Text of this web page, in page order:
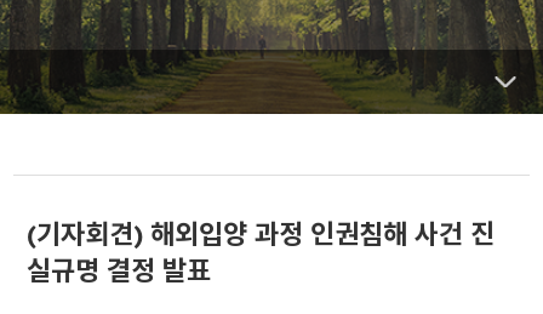
(기자회견) 해외입양 과정 인권침해 사건 진
실규명 결정 발표